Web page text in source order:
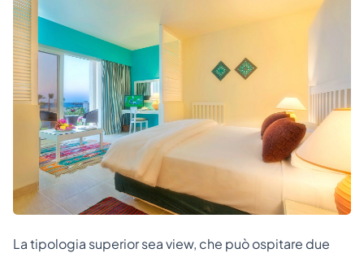
La tipologia superior sea view, che può ospitare due